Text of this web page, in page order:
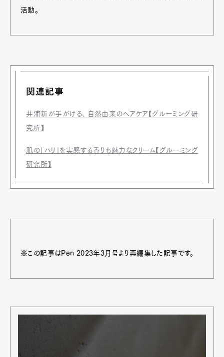
活動。
関連記事
井浦新が手がける、 自然由来のヘアケア【グルーミング研
究所】
肌の「ハリ」を実感する香りも魅力なクリーム【グルーミング
研究所】
※この記事はPen 2023年3月号より再編集した記事です。